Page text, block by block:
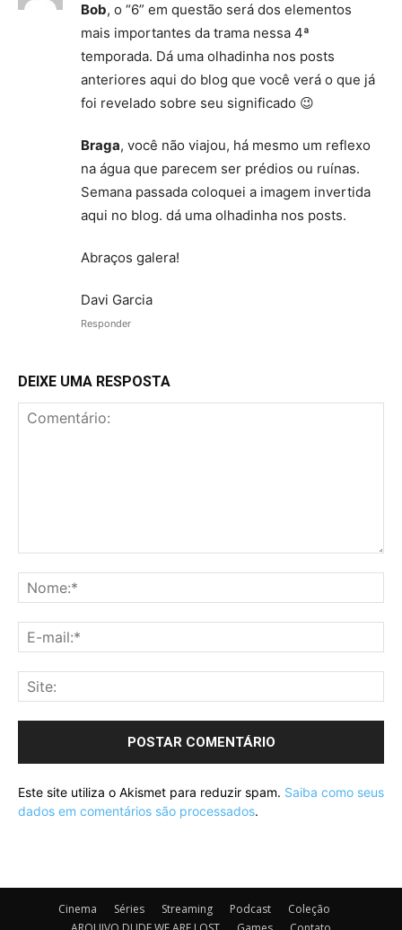
Bob, o “6” em questão será dos elementos
mais importantes da trama nessa 4ª
temporada. Dá uma olhadinha nos posts
anteriores aqui do blog que você verá o que já
foi revelado sobre seu significado 😉
Braga, você não viajou, há mesmo um reflexo
na água que parecem ser prédios ou ruínas.
Semana passada coloquei a imagem invertida
aqui no blog. dá uma olhadinha nos posts.
Abraços galera!
Davi Garcia
Responder
DEIXE UMA RESPOSTA
Este site utiliza o Akismet para reduzir spam. Saiba como seus
dados em comentários são processados.
Cinema Séries Streaming Podcast
Coleção